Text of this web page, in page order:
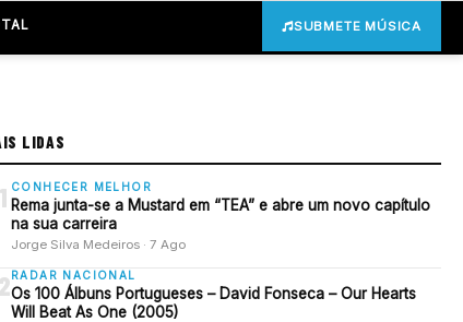
SUBMETE MÚSICA
LIDAS
CONHECER MELHOR
Rema junta-se a Mustard em “TEA” e abre um novo capítulo
na sua carreira
Jorge Silva Medeiros · 7 Ago
RADAR NACIONAL
Os 100 Álbuns Portugueses – David Fonseca – Our Hearts
Will Beat As One (2005)